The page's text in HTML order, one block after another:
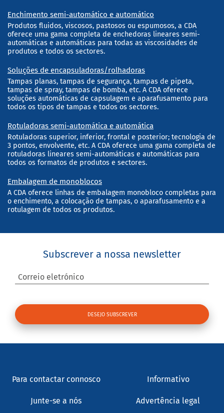
Enchimento semi-automático e automático
Produtos fluidos, viscosos, pastosos ou espumosos, a CDA
oferece uma gama completa de enchedoras lineares semi-
automáticas e automáticas para todas as viscosidades de
produtos e todos os sectores.
Soluções de encapsuladoras/rolhadoras
Tampas planas, tampas de segurança, tampas de pipeta,
tampas de spray, tampas de bomba, etc. A CDA oferece
soluções automáticas de capsulagem e aparafusamento para
todos os tipos de tampas e todos os sectores.
Rotuladoras semi-automática e automática
Rotuladoras superior, inferior, frontal e posterior; tecnologia de
3 pontos, envolvente, etc. A CDA oferece uma gama completa de
rotuladoras lineares semi-automáticas e automáticas para
todos os formatos de produtos e sectores.
Embalagem de monoblocos
A CDA oferece linhas de embalagem monobloco completas para
o enchimento, a colocação de tampas, o aparafusamento e a
rotulagem de todos os produtos.
Subscrever a nossa newsletter
Correio eletrónico
Para contactar connosco Informativo
Junte-se a nós Advertência legal